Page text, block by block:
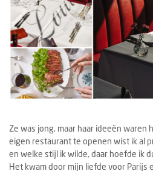
Ze was jong, maar haar ideeën waren
eigen restaurant te openen wist ik al
en welke stijl ik wilde, daar hoefde ik
Het kwam door mijn liefde voor Parijs